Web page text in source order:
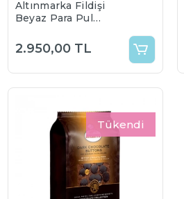
Altınmarka Fildişi
Beyaz Para Pul
2.950,00 TL
Tükendi